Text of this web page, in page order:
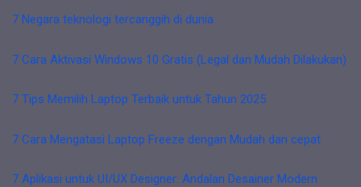
7 Negara teknologi tercanggih di dunia
7 Cara Aktivasi Windows 10 Gratis (Legal dan Mudah Dilakukan)
7 Tips Memilih Laptop Terbaik untuk Tahun 2025
7 Cara Mengatasi Laptop Freeze dengan Mudah dan cepat
7 Aplikasi untuk UI/UX Designer: Andalan Desainer Modern